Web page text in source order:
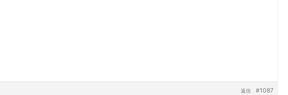
#1087
返信